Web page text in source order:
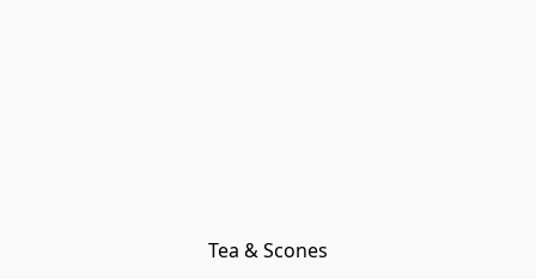
Tea & Scones